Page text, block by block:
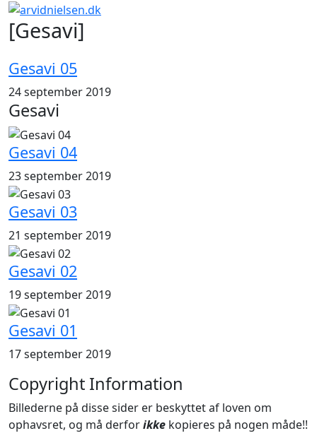
[Gesavi]
Gesavi 05
24 september 2019
Gesavi
Gesavi 04
23 september 2019
Gesavi 03
21 september 2019
Gesavi 02
19 september 2019
Gesavi 01
17 september 2019
Copyright Information
Billederne på disse sider er beskyttet af loven om
ophavsret, og må derforikke kopieres på nogen måde!!